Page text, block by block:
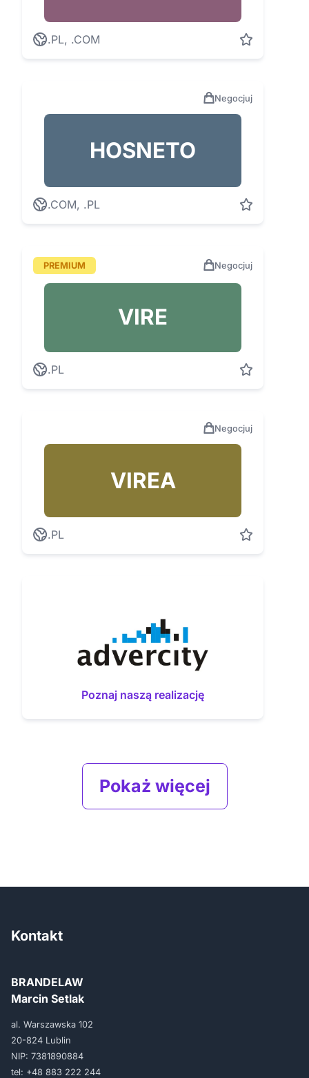
.PL, .COM
Negocjuj
HOSNETO
.COM, .PL
PREMIUM Negocjuj
VIRE
.PL
Negocjuj
VIREA
.PL
Poznaj naszą realizację
Pokaż więcej
Kontakt
BRANDELAW
Marcin Setlak
al. Warszawska 102
20-824 Lublin
NIP: 7381890884
tel: +48 883 222 244